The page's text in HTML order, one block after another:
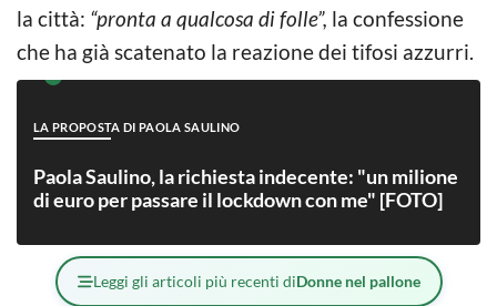
la città: “pronta a qualcosa di folle”, la confessione
che ha già scatenato la reazione dei tifosi azzurri.
LA PROPOSTA DI PAOLA SAULINO
Paola Saulino, la richiesta indecente: "un milione
di euro per passare il lockdown con me" [FOTO]
Leggi gli articoli più recenti diDonne nel pallone